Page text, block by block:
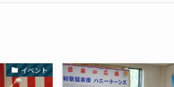
イベント